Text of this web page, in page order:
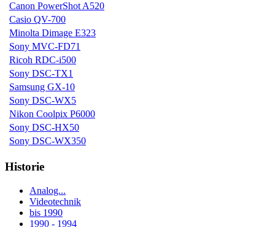
Canon PowerShot A520
Casio QV-700
Minolta Dimage E323
Sony MVC-FD71
Ricoh RDC-i500
Sony DSC-TX1
Samsung GX-10
Sony DSC-WX5
Nikon Coolpix P6000
Sony DSC-HX50
Sony DSC-WX350
Historie
Analog...
Videotechnik
bis 1990
1990 - 1994